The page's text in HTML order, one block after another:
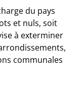
du pays
et nuls, soit
à exterminer
communales